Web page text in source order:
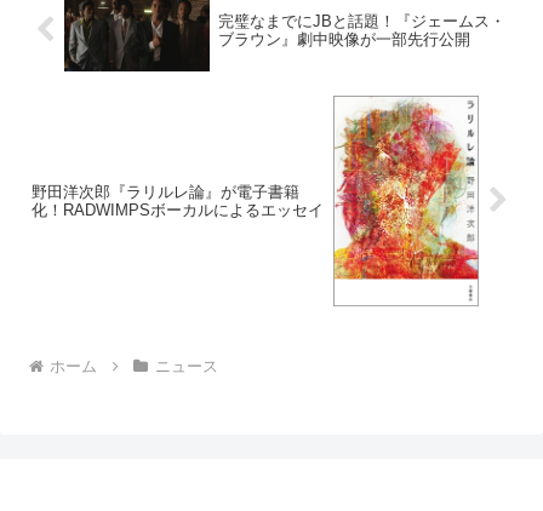
完璧なまでにJBと話題！『ジェームス・
ブラウン』劇中映像が一部先行公開
野田洋次郎『ラリルレ論』が電子書籍
化！RADWIMPSボーカルによるエッセイ
ホーム ニュース